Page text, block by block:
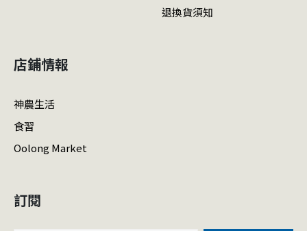
退換貨須知
店鋪情報
神農生活
食習
Oolong Market
訂閱